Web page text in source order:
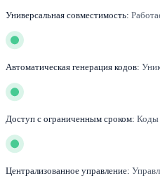
Универсальная совместимость:
Автоматическая генерация кодов:
Доступ с ограниченным сроком: Коды
Централизованное управление: